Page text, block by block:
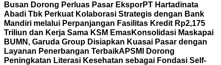
Busan Dorong Perluas Pasar EksporPT Hartadinata
Abadi Tbk Perkuat Kolaborasi Strategis dengan Bank
Mandiri melalui Perpanjangan Fasilitas Kredit Rp2,175
Triliun dan Kerja Sama KSM EmasKonsolidasi Maskapai
BUMN, Garuda Group Disiapkan Kuasai Pasar dengan
Layanan Penerbangan TerbaikAPSMI Dorong
Peningkatan Literasi Kesehatan sebagai Fondasi Self-